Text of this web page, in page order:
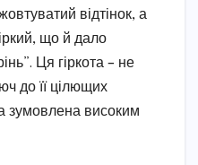
відтінок, а
що й дало
Ця гіркота – не
до її цілющих
зумовлена високим